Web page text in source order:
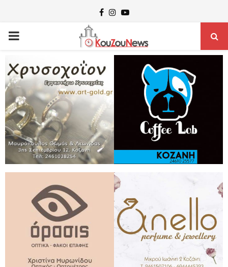
Facebook
Instagram
Youtube
PRIMARY
MENU